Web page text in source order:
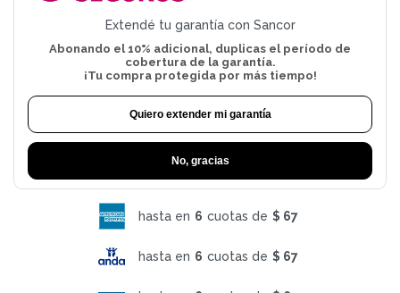
Extendé tu garantía con Sancor
Abonando el 10% adicional, duplicas el período de
cobertura de la garantía.
¡Tu compra protegida por más tiempo!
Quiero extender mi garantía
No, gracias
hasta en 6 cuotas de $ 67
hasta en 6 cuotas de $ 67